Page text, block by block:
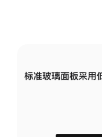
标准玻璃面板采用